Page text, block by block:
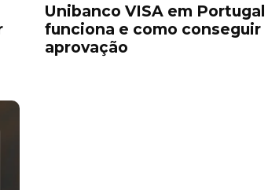
Unibanco VISA em
funciona e como conseguir
aprovação